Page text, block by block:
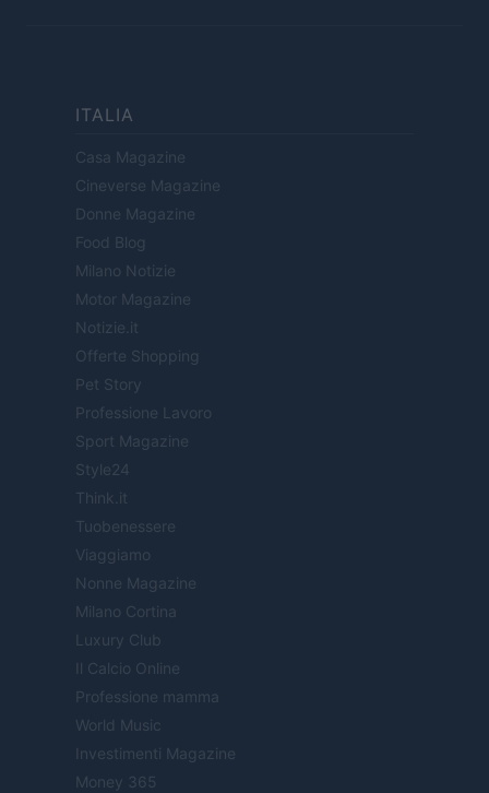
ITALIA
Casa Magazine
Cineverse Magazine
Donne Magazine
Food Blog
Milano Notizie
Motor Magazine
Notizie.it
Offerte Shopping
Pet Story
Professione Lavoro
Sport Magazine
Style24
Think.it
Tuobenessere
Viaggiamo
Nonne Magazine
Milano Cortina
Luxury Club
Il Calcio Online
Professione mamma
World Music
Investimenti Magazine
Money 365